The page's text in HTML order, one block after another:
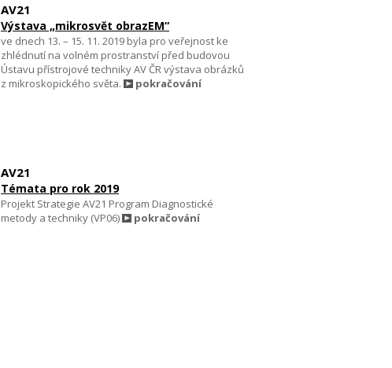
AV21
Výstava „mikrosvět obrazEM“
ve dnech 13. – 15. 11. 2019 byla pro veřejnost ke
zhlédnutí na volném prostranství před budovou
Ústavu přístrojové techniky AV ČR výstava obrázků
z mikroskopického světa.
pokračování
AV21
Témata pro rok 2019
Projekt Strategie AV21 Program Diagnostické
metody a techniky (VP06)
pokračování